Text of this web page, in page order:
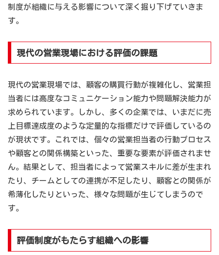
制度が組織に与える影響について深く掘り下げていきま
す。
現代の営業現場における評価の課題
現代の営業現場では、顧客の購買行動が複雑化し、営業担
当者には高度なコミュニケーション能力や問題解決能力が
求められています。しかし、多くの企業では、いまだに売
上目標達成度のような定量的な指標だけで評価しているの
が現状です。これでは、個々の営業担当者の行動プロセス
や顧客との関係構築といった、重要な要素が評価されませ
ん。結果として、担当者によって営業スキルに差が生まれ
たり、チームとしての連携が不足したり、顧客との関係が
希薄化したりといった、様々な問題が生じてしまうので
す。
評価制度がもたらす組織への影響